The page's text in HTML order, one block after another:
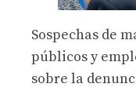
Sospechas de
públicos y
sobre la